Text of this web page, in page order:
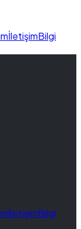
İletişimBilgi
İletişimBilgi